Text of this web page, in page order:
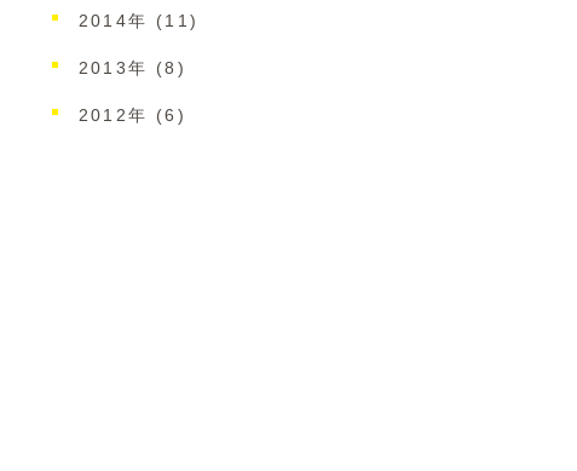
2014年 (11)
2013年 (8)
2012年 (6)